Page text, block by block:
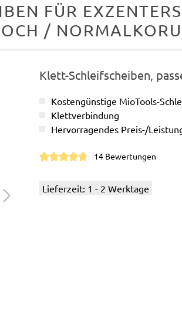
FÜR
/
Klett-Schleifscheiben,
Kostengünstige MioTools-
Klettverbindung
Hervorragendes Preis-/
Durchschnittliche Bewertung von
14 Bewertungen
Lieferzeit: 1 - 2 Werktage